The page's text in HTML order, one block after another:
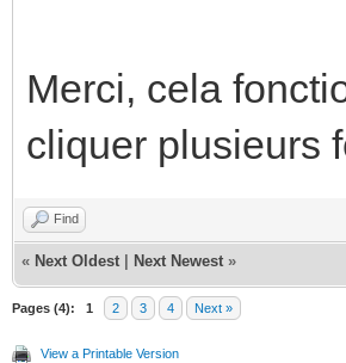
Merci, cela
cliquer plusieurs
Find
« Next Oldest Next Newest »
Pages (4): 1 2 3 4 Next »
View a Printable Version